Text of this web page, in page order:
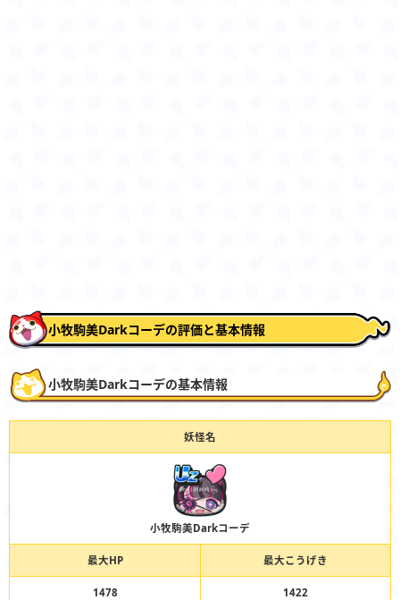
小牧駒美Darkコーデの評価と基本情報
小牧駒美Darkコーデの基本情報
妖怪名
小牧駒美Darkコーデ
最大HP 最大こうげき
1478 1422